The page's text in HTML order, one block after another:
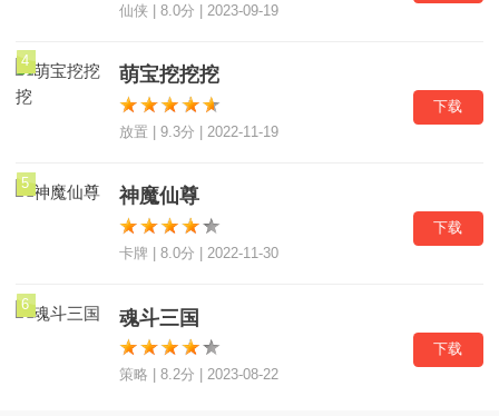
仙侠 | 8.0分 | 2023-09-19
4
萌宝挖挖挖
放置 | 9.3分 | 2022-11-19
下载
5
神魔仙尊
卡牌 | 8.0分 | 2022-11-30
下载
6
魂斗三国
策略 | 8.2分 | 2023-08-22
下载